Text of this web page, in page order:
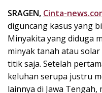
n
I
n
s
p
i
SRAGEN, Cinta-
diguncang kasus yang
Minyakita yang diduga
minyak tanah atau
titik saja. Setelah
keluhan serupa justru
lainnya di Jawa